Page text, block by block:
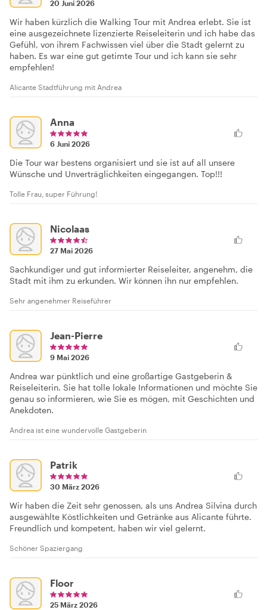
20 Juni 2026
Wir haben kürzlich die Walking Tour mit Andrea erlebt. Sie ist
eine ausgezeichnete lizenzierte Reiseleiterin und ich habe das
Gefühl, von ihrem Fachwissen viel über die Stadt gelernt zu
haben. Es war eine gut getimte Tour und ich kann sie sehr
empfehlen!
Alicante Stadtführung mit Andrea
Anna
6 Juni 2026
Die Tour war bestens organisiert und sie ist auf all unsere
Wünsche und Unverträglichkeiten eingegangen. Top!!!
Tolle Frau, super Führung!
Nicolaas
27 Mai 2026
Sachkundiger und gut informierter Reiseleiter, angenehm, die
Stadt mit ihm zu erkunden. Wir können ihn nur empfehlen.
Sehr angenehmer Reiseführer
Jean-Pierre
9 Mai 2026
Andrea war pünktlich und eine großartige Gastgeberin &
Reiseleiterin. Sie hat tolle lokale Informationen und möchte Sie
genau so informieren, wie Sie es mögen, mit Geschichten und
Anekdoten.
Andrea ist eine wundervolle Gastgeberin
Patrik
30 März 2026
Wir haben die Zeit sehr genossen, als uns Andrea Silvina durch
ausgewählte Köstlichkeiten und Getränke aus Alicante führte.
Freundlich und kompetent, haben wir viel gelernt.
Schöner Spaziergang
Floor
25 März 2026